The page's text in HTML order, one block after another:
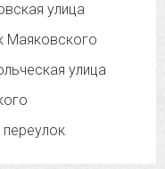
улица
Маяковского
улица